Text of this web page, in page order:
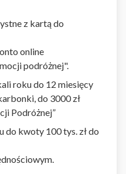
z kartą do
online
podróżnej".
roku do 12 miesięcy
do 3000 zł
Podróżnej”
do kwoty 100 tys. zł do